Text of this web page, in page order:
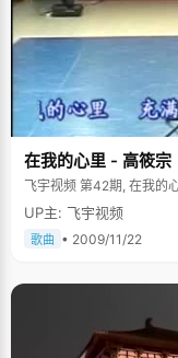
在我的心里 - 高筱宗
飞宇视频 第42期, 在我的
UP主: 飞宇视频
歌曲 • 2009/11/22